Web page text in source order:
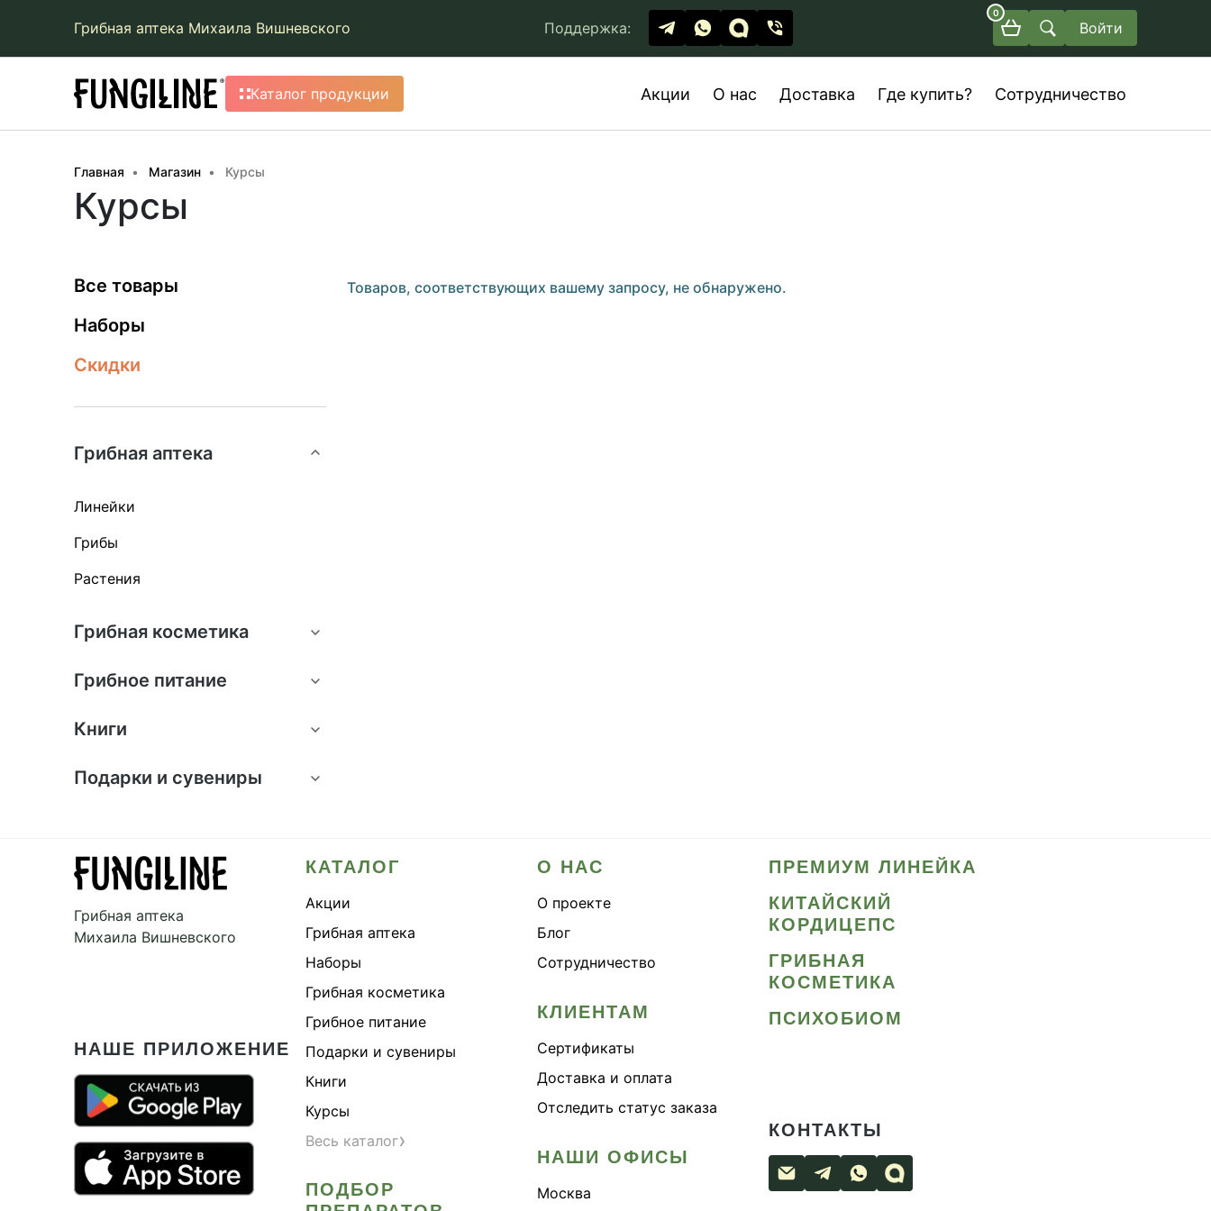
Грибная аптека Михаила Вишневского Поддержка:
0
Войти
Каталог продукции Акции О нас Доставка Где купить? Сотрудничество
Главная Магазин Курсы
Курсы
Товаров, соответствующих вашему запросу, не обнаружено.
Все товары
Наборы
Скидки
Грибная аптека
Линейки
Грибы
Растения
Грибная косметика
Грибное питание
Книги
Подарки и сувениры
Грибная аптека
Михаила Вишневского
НАШЕ ПРИЛОЖЕНИЕ
КАТАЛОГ
Акции
Грибная аптека
Наборы
Грибная косметика
Грибное питание
Подарки и сувениры
Книги
Курсы
Весь каталог›
ПОДБОР
О НАС
О проекте
Блог
Сотрудничество
КЛИЕНТАМ
Сертификаты
Доставка и оплата
Отследить статус заказа
НАШИ ОФИСЫ
Москва
ПРЕМИУМ ЛИНЕЙКА
КИТАЙСКИЙ
КОРДИЦЕПС
ГРИБНАЯ
КОСМЕТИКА
ПСИХОБИОМ
КОНТАКТЫ